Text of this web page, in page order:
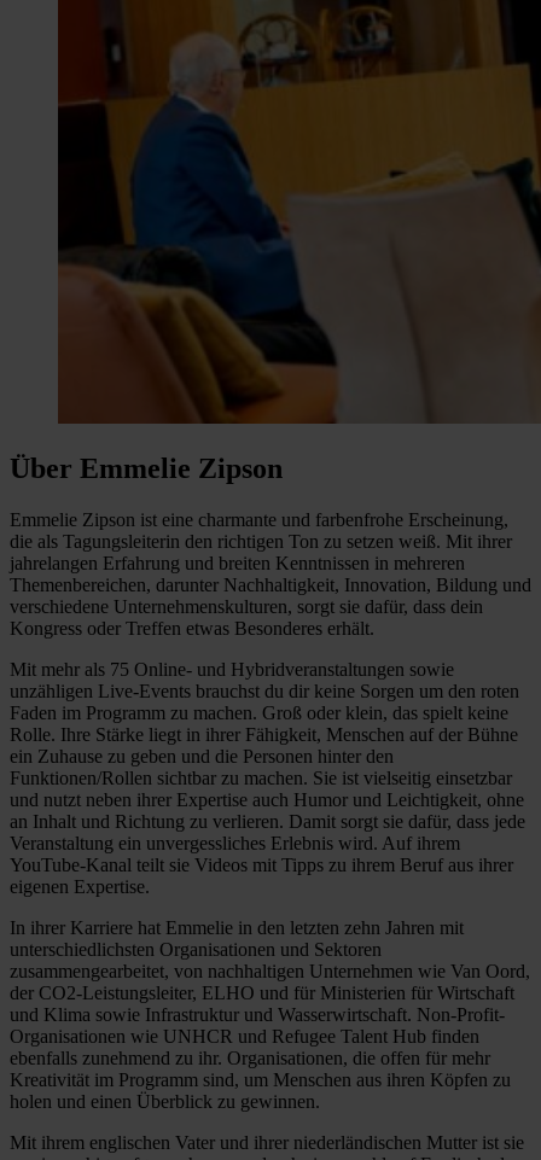
Über Emmelie Zipson
Emmelie Zipson ist eine charmante und farbenfrohe Erscheinung,
die als Tagungsleiterin den richtigen Ton zu setzen weiß. Mit ihrer
jahrelangen Erfahrung und breiten Kenntnissen in mehreren
Themenbereichen, darunter Nachhaltigkeit, Innovation, Bildung und
verschiedene Unternehmenskulturen, sorgt sie dafür, dass dein
Kongress oder Treffen etwas Besonderes erhält.
Mit mehr als 75 Online- und Hybridveranstaltungen sowie
unzähligen Live-Events brauchst du dir keine Sorgen um den roten
Faden im Programm zu machen. Groß oder klein, das spielt keine
Rolle. Ihre Stärke liegt in ihrer Fähigkeit, Menschen auf der Bühne
ein Zuhause zu geben und die Personen hinter den
Funktionen/Rollen sichtbar zu machen. Sie ist vielseitig einsetzbar
und nutzt neben ihrer Expertise auch Humor und Leichtigkeit, ohne
an Inhalt und Richtung zu verlieren. Damit sorgt sie dafür, dass jede
Veranstaltung ein unvergessliches Erlebnis wird. Auf ihrem
YouTube-Kanal teilt sie Videos mit Tipps zu ihrem Beruf aus ihrer
eigenen Expertise.
In ihrer Karriere hat Emmelie in den letzten zehn Jahren mit
unterschiedlichsten Organisationen und Sektoren
zusammengearbeitet, von nachhaltigen Unternehmen wie Van Oord,
der CO2-Leistungsleiter, ELHO und für Ministerien für Wirtschaft
und Klima sowie Infrastruktur und Wasserwirtschaft. Non-Profit-
Organisationen wie UNHCR und Refugee Talent Hub finden
ebenfalls zunehmend zu ihr. Organisationen, die offen für mehr
Kreativität im Programm sind, um Menschen aus ihren Köpfen zu
holen und einen Überblick zu gewinnen.
Mit ihrem englischen Vater und ihrer niederländischen Mutter ist sie